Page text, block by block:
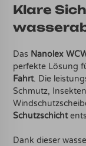
Klare
Das Nanolex
perfekte Lösung
Fahrt. Die
Schmutz,
Schutzschicht
Dank dieser